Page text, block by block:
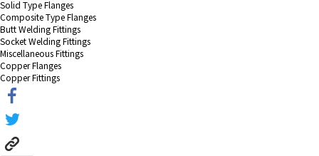
Solid Type Flanges
Composite Type Flanges
Butt Welding Fittings
Socket Welding Fittings
Miscellaneous Fittings
Copper Flanges
Copper Fittings